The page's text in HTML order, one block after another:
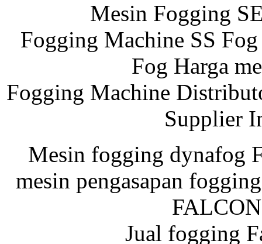
Mesin Fogging
Fogging Machine SS
Fog Harga
Fogging Machine
Supplier
Mesin fogging dynafog
mesin pengasapan
Jual fogging